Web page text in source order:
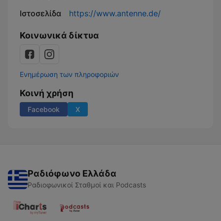
Ιστοσελίδα https://www.antenne.de/
Κοινωνικά δίκτυα
Ενημέρωση των πληροφοριών
Κοινή χρήση
Facebook X
Ραδιόφωνο Ελλάδα
Ραδιοφωνικοί Σταθμοί και Podcasts